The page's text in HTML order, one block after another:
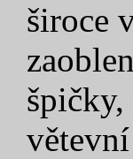
široce
špičky,